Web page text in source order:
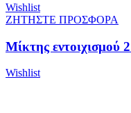
Wishlist
ΖΗΤΗΣΤΕ ΠΡΟΣΦΟΡΑ
Μίκτης
Wishlist